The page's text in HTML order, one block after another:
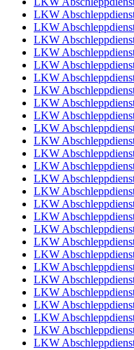
LKW
LKW
LKW
LKW
LKW
LKW
LKW
LKW
LKW
LKW
LKW
LKW
LKW
LKW
LKW
LKW
LKW
LKW
LKW
LKW
LKW
LKW
LKW
LKW
LKW
LKW
LKW